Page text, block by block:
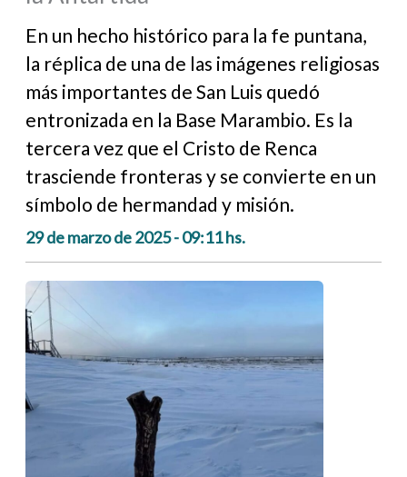
En un hecho histórico para la fe puntana,
la réplica de una de las imágenes religiosas
más importantes de San Luis quedó
entronizada en la Base Marambio. Es la
tercera vez que el Cristo de Renca
trasciende fronteras y se convierte en un
símbolo de hermandad y misión.
29 de marzo de 2025 - 09:11 hs.